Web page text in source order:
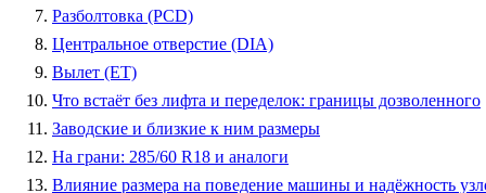
Разболтовка (PCD)
Центральное отверстие (DIA)
Вылет (ET)
Что встаёт без лифта и переделок: границы дозволенного
Заводские и близкие к ним размеры
На грани: 285/60 R18 и аналоги
Влияние размера на поведение машины и надёжность